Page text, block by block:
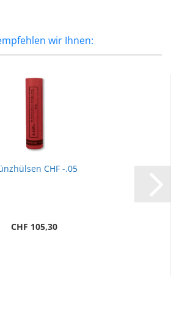
wir Ihnen:
CHF -.05
CHF 105,30